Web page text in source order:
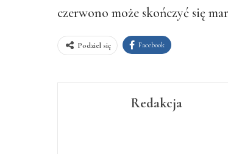
czerwono może skończyć się
Podziel się Facebook
Redakcja